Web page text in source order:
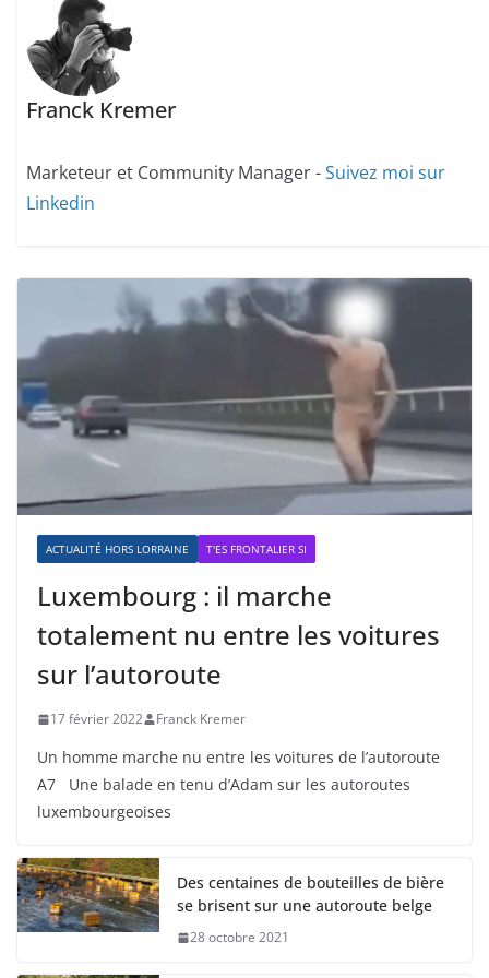
Franck Kremer
Marketeur et Community Manager -Suivez moi sur
Linkedin
ACTUALITÉ HORS LORRAINE T'ES FRONTALIER SI
Luxembourg : il marche
totalement nu entre les voitures
sur l’autoroute
17 février 2022 Franck Kremer
Un homme marche nu entre les voitures de l’autoroute
A7 Une balade en tenu d’Adam sur les autoroutes
luxembourgeoises
Des centaines de bouteilles de bière
se brisent sur une autoroute belge
28 octobre 2021